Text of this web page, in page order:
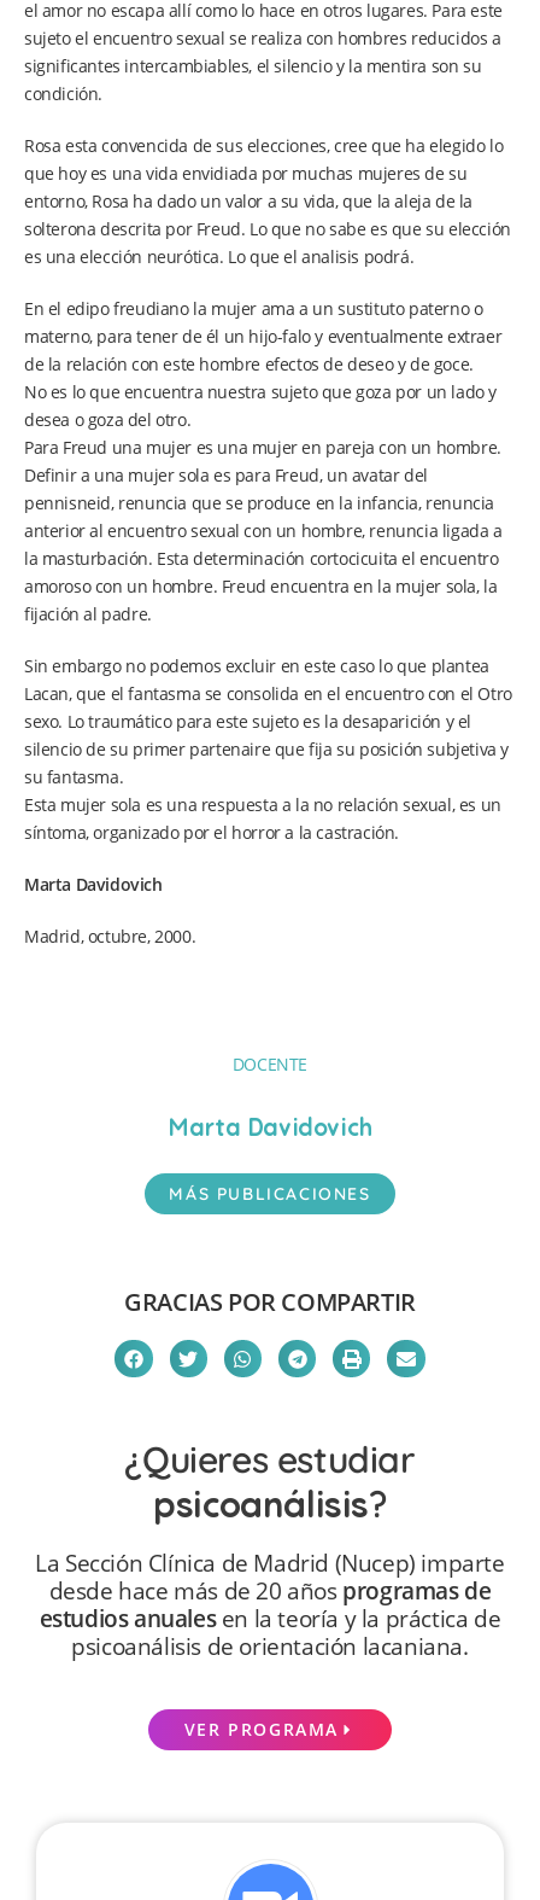
el amor no escapa allí como lo hace en otros lugares. Para este
sujeto el encuentro sexual se realiza con hombres reducidos a
significantes intercambiables, el silencio y la mentira son su
condición.
Rosa esta convencida de sus elecciones, cree que ha elegido lo
que hoy es una vida envidiada por muchas mujeres de su
entorno, Rosa ha dado un valor a su vida, que la aleja de la
solterona descrita por Freud. Lo que no sabe es que su elección
es una elección neurótica. Lo que el analisis podrá.
En el edipo freudiano la mujer ama a un sustituto paterno o
materno, para tener de él un hijo-falo y eventualmente extraer
de la relación con este hombre efectos de deseo y de goce.
No es lo que encuentra nuestra sujeto que goza por un lado y
desea o goza del otro.
Para Freud una mujer es una mujer en pareja con un hombre.
Definir a una mujer sola es para Freud, un avatar del
pennisneid, renuncia que se produce en la infancia, renuncia
anterior al encuentro sexual con un hombre, renuncia ligada a
la masturbación. Esta determinación cortocicuita el encuentro
amoroso con un hombre. Freud encuentra en la mujer sola, la
fijación al padre.
Sin embargo no podemos excluir en este caso lo que plantea
Lacan, que el fantasma se consolida en el encuentro con el Otro
sexo. Lo traumático para este sujeto es la desaparición y el
silencio de su primer partenaire que fija su posición subjetiva y
su fantasma.
Esta mujer sola es una respuesta a la no relación sexual, es un
síntoma, organizado por el horror a la castración.
Marta Davidovich
Madrid, octubre, 2000.
DOCENTE
Marta Davidovich
MÁS PUBLICACIONES
GRACIAS POR COMPARTIR
¿Quieres estudiar
psicoanálisis?
La Sección Clínica de Madrid (Nucep) imparte
desde hace más de 20 añosprogramas de
estudios anualesen la teoría y la práctica de
psicoanálisis de orientación lacaniana.
VER PROGRAMA